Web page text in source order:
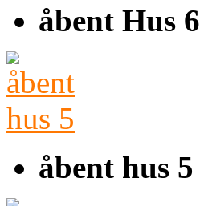
åbent Hus 6
åbent hus 5